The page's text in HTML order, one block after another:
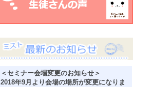
＜セミナー会場変更のお知らせ＞
2018年9月より会場の場所が変更になりま